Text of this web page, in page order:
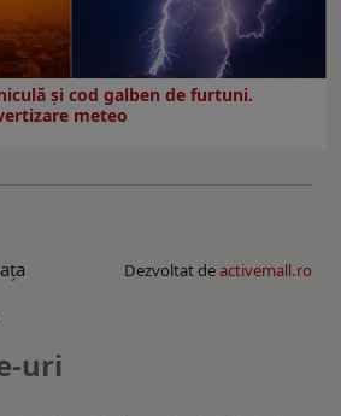
și cod galben de furtuni.
meteo
Dezvoltat deactivemall.ro
uri